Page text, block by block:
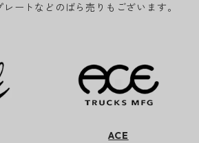
ートなどのばら売りもございます。
ACE